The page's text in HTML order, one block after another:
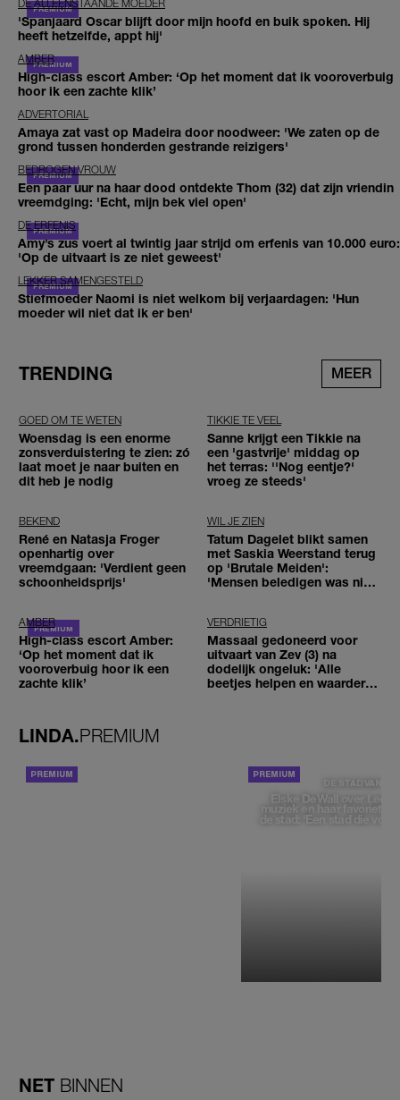
DE ALLEENSTAANDE MOEDER
'Spanjaard Oscar blijft door mijn hoofd en buik spoken. Hij
heeft hetzelfde, appt hij'
AMBER
High-class escort Amber: ‘Op het moment dat ik vooroverbuig
hoor ik een zachte klik’
ADVERTORIAL
Amaya zat vast op Madeira door noodweer: 'We zaten op de
grond tussen honderden gestrande reizigers'
BEDROGEN VROUW
Een paar uur na haar dood ontdekte Thom (32) dat zijn vriendin
vreemdging: 'Echt, mijn bek viel open'
DE ERFENIS
Amy’s zus voert al twintig jaar strijd om erfenis van 10.000 euro:
'Op de uitvaart is ze niet geweest'
LEKKER SAMENGESTELD
Stiefmoeder Naomi is niet welkom bij verjaardagen: 'Hun
moeder wil niet dat ik er ben'
TRENDING MEER
GOED OM TE WETEN
Woensdag is een enorme
zonsverduistering te zien: zó
laat moet je naar buiten en
dit heb je nodig
TIKKIE TE VEEL
Sanne krijgt een Tikkie na
een 'gastvrije' middag op
het terras: ''Nog eentje?'
vroeg ze steeds'
BEKEND
René en Natasja Froger
openhartig over
vreemdgaan: 'Verdient geen
schoonheidsprijs'
WIL JE ZIEN
Tatum Dagelet blikt samen
met Saskia Weerstand terug
op 'Brutale Meiden':
'Mensen beledigen was niet
AMBER
High-class escort Amber:
‘Op het moment dat ik
vooroverbuig hoor ik een
zachte klik’
VERDRIETIG
Massaal gedoneerd voor
uitvaart van Zev (3) na
dodelijk ongeluk: 'Alle
beetjes helpen en waarderen
LINDA.PREMIUM
DE STAD VAN
Elske DeWall over
muziek en haar favoriete
de stad: 'Een stad die
NET BINNEN